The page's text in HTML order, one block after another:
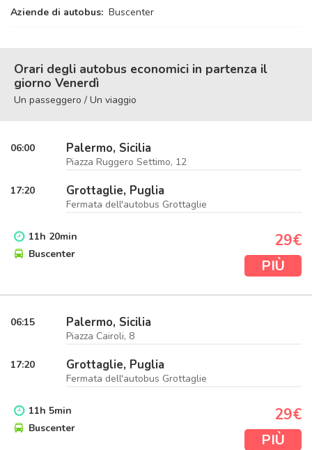
Aziende di autobus: Buscenter
Orari degli autobus economici in partenza il
giorno Venerdì
Un passeggero / Un viaggio
06:00 Palermo, Sicilia
Piazza Ruggero Settimo, 12
17:20 Grottaglie, Puglia
Fermata dell'autobus Grottaglie
11h 20min
Buscenter
29€
PIÙ
06:15 Palermo, Sicilia
Piazza Cairoli, 8
17:20 Grottaglie, Puglia
Fermata dell'autobus Grottaglie
11h 5min
Buscenter
29€
PIÙ